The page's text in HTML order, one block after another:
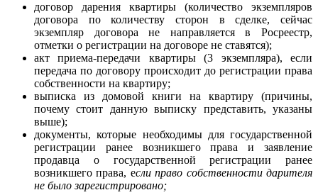
договор дарения квартиры (количество экземпляров
договора по количеству сторон в сделке, сейчас
экземпляр договора не направляется в Росреестр,
отметки о регистрации на договоре не ставятся);
акт приема-передачи квартиры (3 экземпляра), если
передача по договору происходит до регистрации права
собственности на квартиру;
выписка из домовой книги на квартиру (причины,
почему стоит данную выписку представить, указаны
выше);
документы, которые необходимы для государственной
регистрации ранее возникшего права и заявление
продавца о государственной регистрации ранее
возникшего права, если право собственности дарителя
не было зарегистрировано;